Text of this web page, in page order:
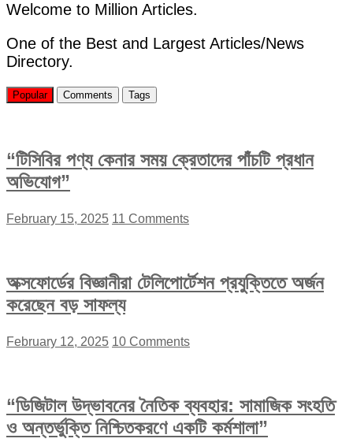
Welcome to Million Articles.
One of the Best and Largest Articles/News
Directory.
Popular Comments Tags
“টিসিবির পণ্য কেনার সময় ক্রেতাদের পাঁচটি প্রধান
অভিযোগ”
February 15, 2025 11 Comments
অক্সফোর্ডের বিজ্ঞানীরা টেলিপোর্টেশন প্রযুক্তিতে অর্জন
করেছেন বড় সাফল্য
February 12, 2025 10 Comments
“ডিজিটাল উদ্ভাবনের নৈতিক ব্যবহার: সামাজিক সংহতি
ও অন্তর্ভুক্তি নিশ্চিতকরণে একটি কর্মশালা”